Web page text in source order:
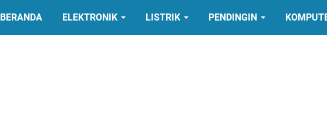
BERANDA ELEKTRONIK LISTRIK PENDINGIN